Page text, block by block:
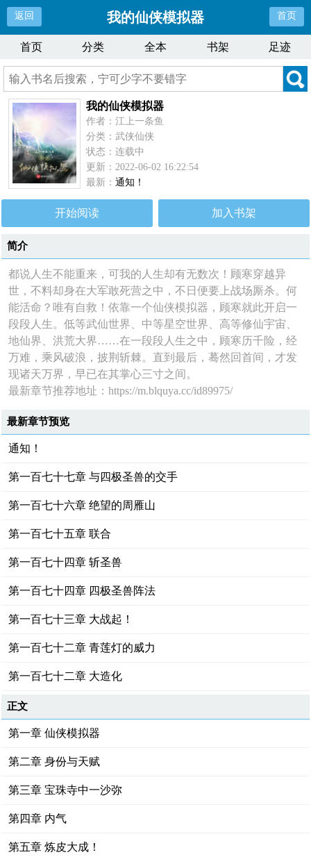
返回 我的仙侠模拟器 首页
首页 分类 全本 书架 足迹
我的仙侠模拟器
作者：江上一条鱼
分类：武侠仙侠
状态：连载中
更新：2022-06-02 16:22:54
最新：通知！
开始阅读 加入书架
简介
都说人生不能重来，可我的人生却有无数次！顾寒穿越异
世，不料却身在大军敢死营之中，不日便要上战场厮杀。何
能活命？唯有自救！依靠一个仙侠模拟器，顾寒就此开启一
段段人生。低等武仙世界、中等星空世界、高等修仙宇宙、
地仙界、洪荒大界……在一段段人生之中，顾寒历千险，经
万难，乘风破浪，披荆斩棘。直到最后，蓦然回首间，才发
现诸天万界，早已在其掌心三寸之间。
最新章节推荐地址：https://m.blquya.cc/id89975/
最新章节预览
通知！
第一百七十七章 与四极圣兽的交手
第一百七十六章 绝望的周雁山
第一百七十五章 联合
第一百七十四章 斩圣兽
第一百七十四章 四极圣兽阵法
第一百七十三章 大战起！
第一百七十二章 青莲灯的威力
第一百七十二章 大造化
正文
第一章 仙侠模拟器
第二章 身份与天赋
第三章 宝珠寺中一沙弥
第四章 内气
第五章 炼皮大成！